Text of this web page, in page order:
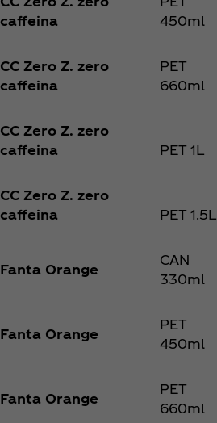
caffeina
450ml
CC Zero Z. zero
caffeina
PET
660ml
CC Zero Z. zero
caffeina
PET 1L
CC Zero Z. zero
caffeina
PET 1.5L
Fanta Orange
CAN
330ml
Fanta Orange
PET
450ml
Fanta Orange
PET
660ml